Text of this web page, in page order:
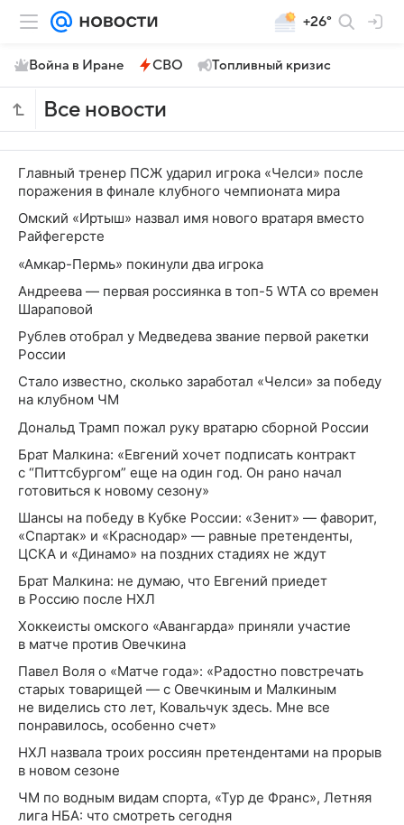
+26°
Война в Иране СВО Топливный кризис
Все новости
Главный тренер ПСЖ ударил игрока «Челси» после
поражения в финале клубного чемпионата мира
Омский «Иртыш» назвал имя нового вратаря вместо
Райфегерсте
«Амкар-Пермь» покинули два игрока
Андреева — первая россиянка в топ-5 WTA со времен
Шараповой
Рублев отобрал у Медведева звание первой ракетки
России
Стало известно, сколько заработал «Челси» за победу
на клубном ЧМ
Дональд Трамп пожал руку вратарю сборной России
Брат Малкина: «Евгений хочет подписать контракт
с “Питтсбургом” еще на один год. Он рано начал
готовиться к новому сезону»
Шансы на победу в Кубке России: «Зенит» — фаворит,
«Спартак» и «Краснодар» — равные претенденты,
ЦСКА и «Динамо» на поздних стадиях не ждут
Брат Малкина: не думаю, что Евгений приедет
в Россию после НХЛ
Хоккеисты омского «Авангарда» приняли участие
в матче против Овечкина
Павел Воля о «Матче года»: «Радостно повстречать
старых товарищей — с Овечкиным и Малкиным
не виделись сто лет, Ковальчук здесь. Мне все
понравилось, особенно счет»
НХЛ назвала троих россиян претендентами на прорыв
в новом сезоне
ЧМ по водным видам спорта, «Тур де Франс», Летняя
лига НБА: что смотреть сегодня